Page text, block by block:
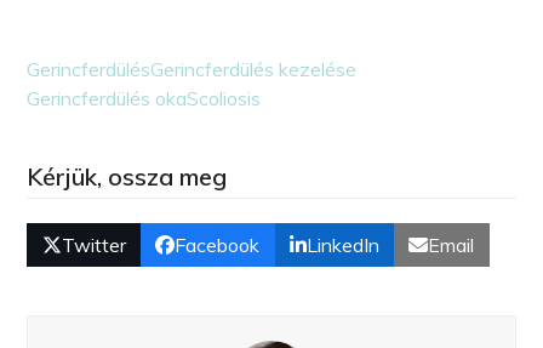
GerincferdülésGerincferdülés kezelése
Gerincferdülés okaScoliosis
Kérjük, ossza meg
Twitter Facebook LinkedIn Email